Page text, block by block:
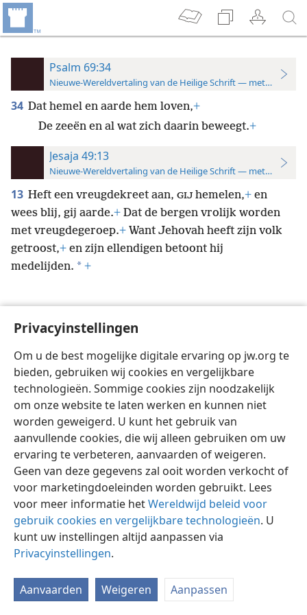
Privacyinstellingen
Om u de best mogelijke digitale ervaring op jw.org te
bieden, gebruiken wij cookies en vergelijkbare
technologieën. Sommige cookies zijn noodzakelijk
om onze website te laten werken en kunnen niet
worden geweigerd. U kunt het gebruik van
aanvullende cookies, die wij alleen gebruiken om uw
ervaring te verbeteren, aanvaarden of weigeren.
Geen van deze gegevens zal ooit worden verkocht of
voor marketingdoeleinden worden gebruikt. Lees
voor meer informatie hetWereldwijd beleid voor
gebruik cookies en vergelijkbare technologieën. U
kunt uw instellingen altijd aanpassen via
Privacyinstellingen.
Aanvaarden Weigeren Aanpassen
Psalm 69:34
Nieuwe-Wereldvertaling van de Heilige Schrift — met
34 Dat hemel en aarde hem loven,+
De zeeën en al wat zich daarin beweegt.+
Jesaja 49:13
Nieuwe-Wereldvertaling van de Heilige Schrift — met
13 Heft een vreugdekreet aan, GIJ hemelen,+ en
wees blij, gij aarde.+ Dat de bergen vrolijk worden
met vreugdegeroep.+ Want Jehovah heeft zijn volk
getroost,+ en zijn ellendigen betoont hij
medelijden. * +
Nederlands Instellingen
Copyright © 2026 Watch Tower Bible and Tract Society of Pennsylvania
Gebruiksvoorwaarden Privacybeleid
JW.ORG
Inloggen